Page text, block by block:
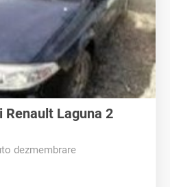
Renault Laguna 2
dezmembrare